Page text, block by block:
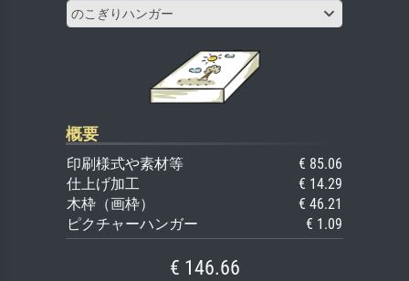
のこぎりハンガー
概要
印刷様式や素材等
€ 85.06
仕上げ加工
€ 14.29
木枠（画枠）
€ 46.21
ピクチャーハンガー
€ 1.09
€ 146.66